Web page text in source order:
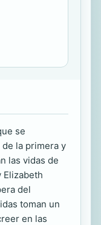
se
la primera y
las vidas de
Elizabeth
del
toman un
en las